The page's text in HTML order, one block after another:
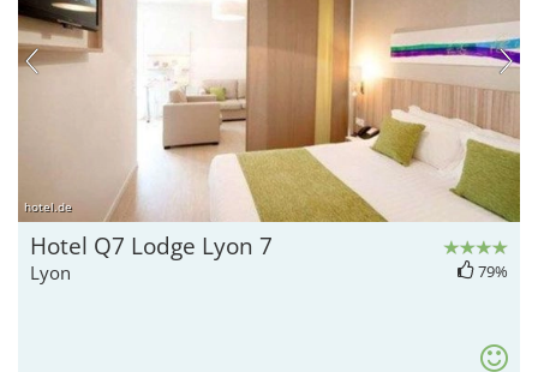
hotel.de
Hotel Q7 Lodge Lyon 7
Lyon 79%